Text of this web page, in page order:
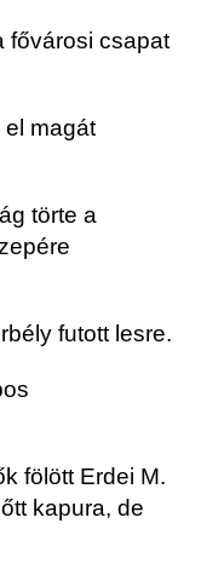
fővárosi csapat
el magát
törte a
futott lesre.
fölött Erdei M.
kapura, de